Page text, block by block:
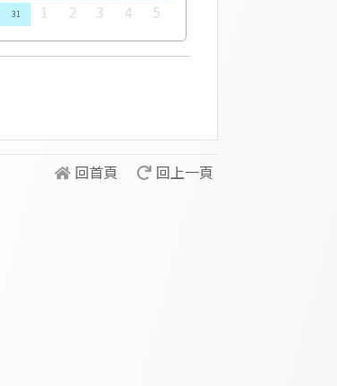
31 1 2 3 4 5
回首頁 回上一頁